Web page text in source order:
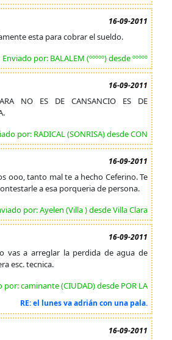
16-09-2011
esta para cobrar el sueldo.
Enviado por: BALALEM (ººººº) desde ººººº
16-09-2011
NO ES DE CANSANCIO ES DE
por: RADICAL (SONRISA) desde CON
16-09-2011
ooo, tanto mal te a hecho Ceferino. Te
a esa porqueria de persona.
por: Ayelen (Villa ) desde Villa Clara
16-09-2011
vas a arreglar la perdida de agua de
esc. tecnica.
por: caminante (CIUDAD) desde POR LA
RE: el lunes va adrián con una pala.
16-09-2011